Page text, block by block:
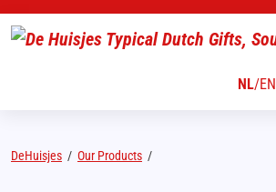
NL/EN
DeHuisjes / Our Products /